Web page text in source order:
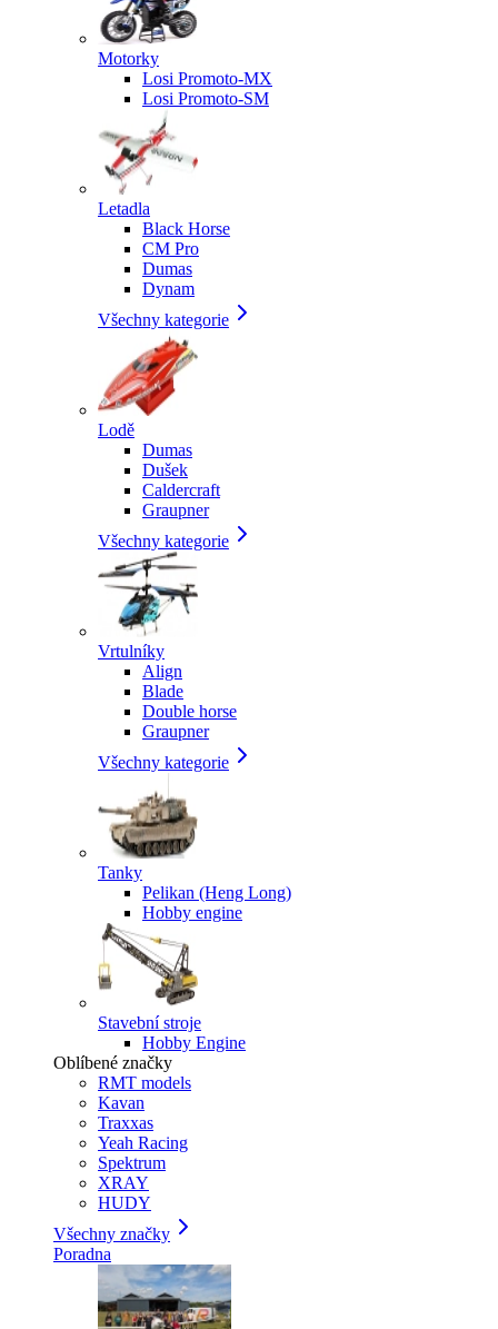
Motorky
Losi Promoto-MX
Losi Promoto-SM
Letadla
Black Horse
CM Pro
Dumas
Dynam
Všechny kategorie
Lodě
Dumas
Dušek
Caldercraft
Graupner
Všechny kategorie
Vrtulníky
Align
Blade
Double horse
Graupner
Všechny kategorie
Tanky
Pelikan (Heng Long)
Hobby engine
Stavební stroje
Hobby Engine
Oblíbené značky
RMT models
Kavan
Traxxas
Yeah Racing
Spektrum
XRAY
HUDY
Všechny značky
Poradna